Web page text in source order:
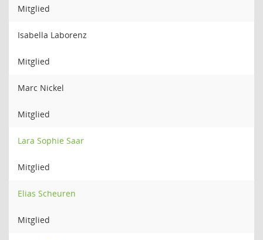
Mitglied
Isabella Laborenz
Mitglied
Marc Nickel
Mitglied
Lara Sophie Saar
Mitglied
Elias Scheuren
Mitglied